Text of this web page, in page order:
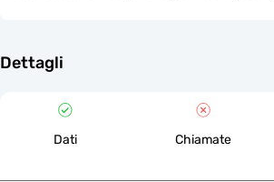
Dettagli
Dati Chiamate